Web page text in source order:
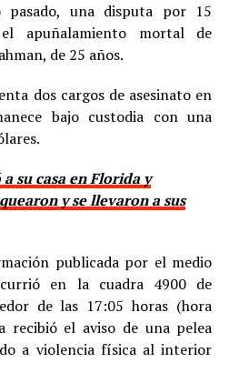
pasado, una disputa por 15
apuñalamiento mortal de
de 25 años.
dos cargos de asesinato en
bajo custodia con una
su casa en Florida y
y se llevaron a sus
publicada por el medio
en la cuadra 4900 de
de las 17:05 horas (hora
recibió el aviso de una pelea
a violencia física al interior